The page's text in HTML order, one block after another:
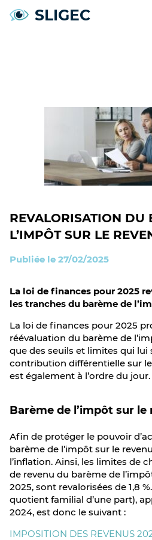
SLIGEC
REVALORISATION DU
L’IMPÔT SUR LE
Publiée le 27/02/2025
La loi de finances pour 2025
les tranches du barème de
La loi de finances pour 2025
réévaluation du barème de
que des seuils et limites qui lui
contribution différentielle sur
est également à l’ordre du jour.
Barème de l’impôt sur le
Afin de protéger le pouvoir
barème de l’impôt sur le
l’inflation. Ainsi, les limites de
de revenu du barème de
2025, sont revalorisées de 1,8
quotient familial d’une part),
2024, est donc le suivant :
IMPOSITION DES REVENUS